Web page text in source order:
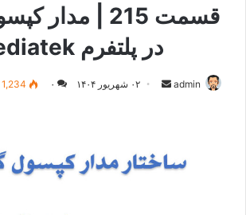
قسمت 215 |
در پلتفرم Mediatek
admin
ارسال۰۲ شهریور ۱۴۰۴ ۰ 1,234